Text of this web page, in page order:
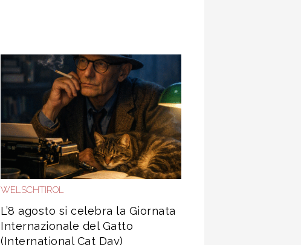
WELSCHTIROL
L’8 agosto si celebra la Giornata
Internazionale del Gatto
(International Cat Day)